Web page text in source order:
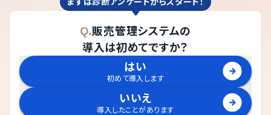
Q.販売管理システムの
導入は初めてですか？
はい
初めて導入します
いいえ
導入したことがあります